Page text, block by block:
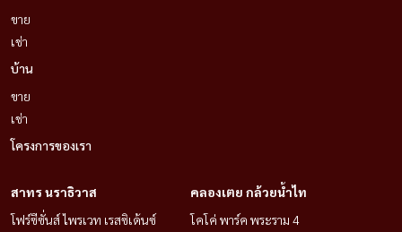
ขาย
เช่า
บ้าน
ขาย
เช่า
โครงการของเรา
สาทร นราธิวาส
โฟร์ซีซั่นส์ ไพรเวท เรสซิเด้นซ์
คลองเตย กล้วยน้ำไท
โคโค่ พาร์ค พระราม 4